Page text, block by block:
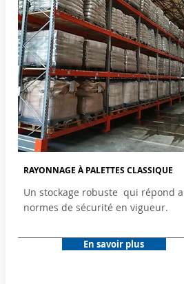
RAYONNAGE À PALETTES CLASSIQUE
Un stockage robuste qui répond
normes de sécurité en vigueur.
En savoir plus